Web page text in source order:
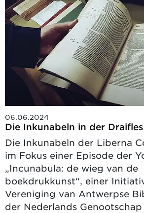
06.06.2024
Die Inkunabeln in der
Die Inkunabeln der Liberna
im Fokus einer Episode der
„Incunabula: de wieg van de
boekdrukkunst“, einer
Vereniging van Antwerpse
der Nederlands Genootschap